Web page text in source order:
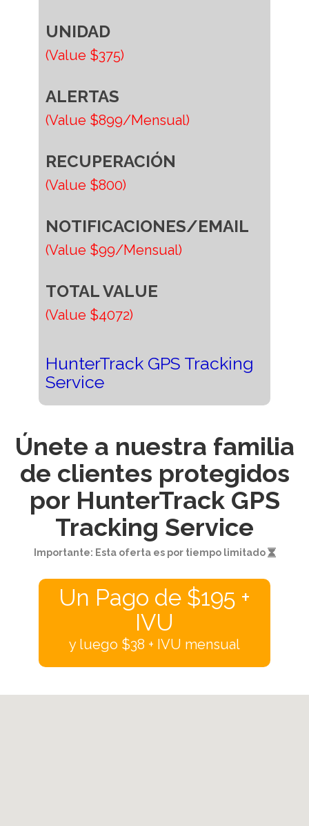
UNIDAD
(Value $375)
ALERTAS
(Value $899/Mensual)
RECUPERACIÓN
(Value $800)
NOTIFICACIONES/EMAIL
(Value $99/Mensual)
TOTAL VALUE
(Value $4072)
HunterTrack GPS Tracking
Service
Únete a nuestra familia
de clientes protegidos
por HunterTrack GPS
Tracking Service
Importante: Esta oferta es por tiempo limitado
Un Pago de $195 +
IVU
y luego $38 + IVU mensual